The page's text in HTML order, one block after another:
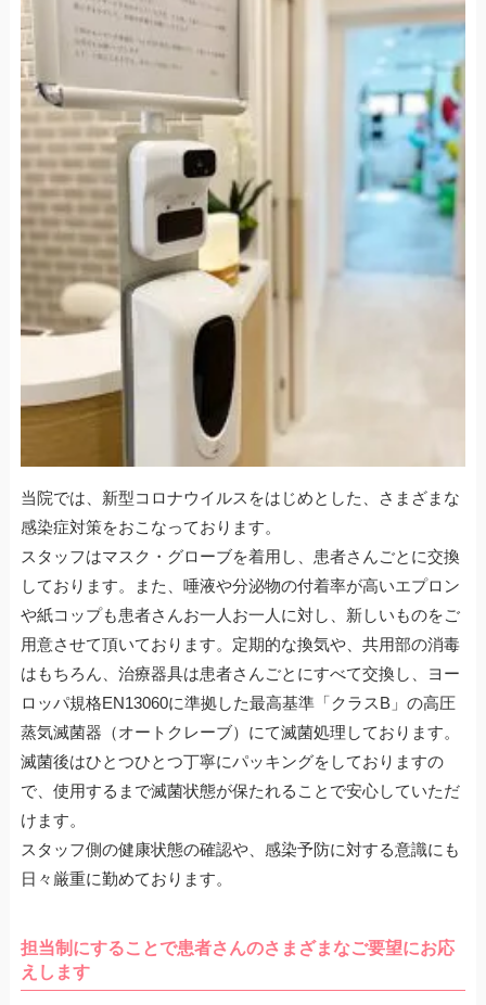
当院では、新型コロナウイルスをはじめとした、さまざまな
感染症対策をおこなっております。
スタッフはマスク・グローブを着用し、患者さんごとに交換
しております。また、唾液や分泌物の付着率が高いエプロン
や紙コップも患者さんお一人お一人に対し、新しいものをご
用意させて頂いております。定期的な換気や、共用部の消毒
はもちろん、治療器具は患者さんごとにすべて交換し、ヨー
ロッパ規格EN13060に準拠した最高基準「クラスB」の高圧
蒸気滅菌器（オートクレーブ）にて滅菌処理しております。
滅菌後はひとつひとつ丁寧にパッキングをしておりますの
で、使用するまで滅菌状態が保たれることで安心していただ
けます。
スタッフ側の健康状態の確認や、感染予防に対する意識にも
日々厳重に勤めております。
担当制にすることで患者さんのさまざまなご要望にお応
えします